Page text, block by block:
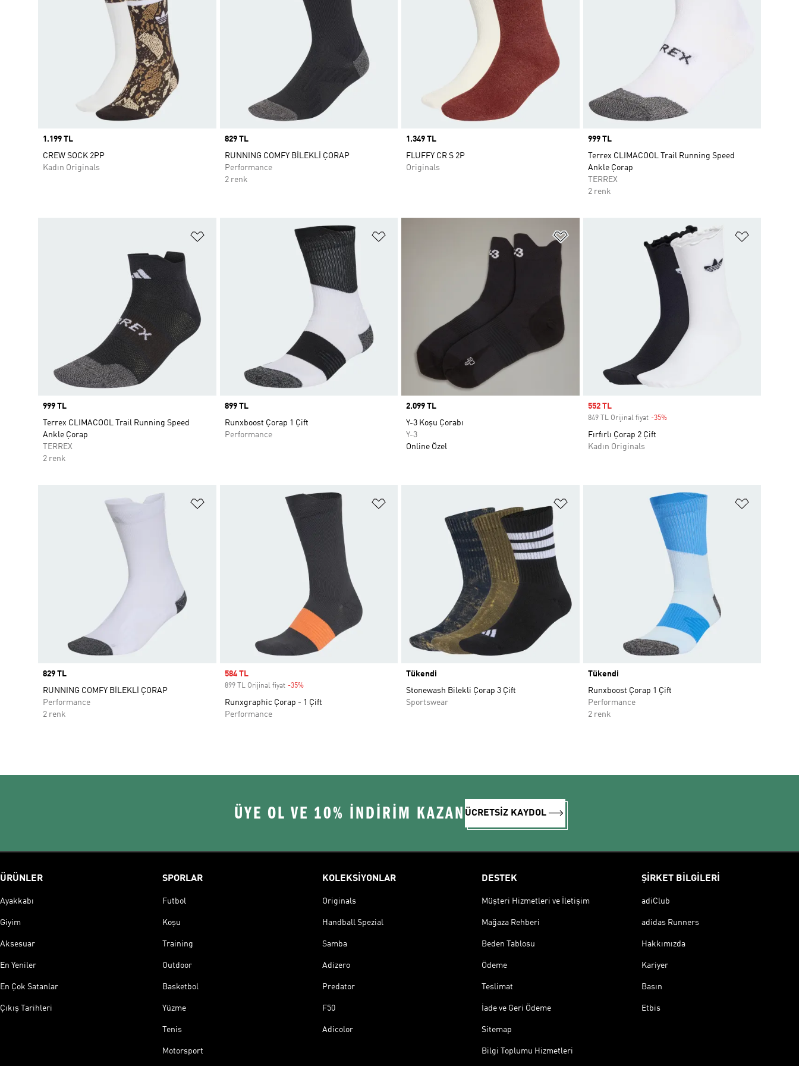
Price
1.199 TL
CREW SOCK 2PP
Kadın Originals
Price
829 TL
RUNNING COMFY BİLEKLİ ÇORAP
Performance
2 renk
Price
1.349 TL
FLUFFY CR S 2P
Originals
Price
999 TL
Terrex CLIMACOOL Trail Running Speed
Ankle Çorap
TERREX
2 renk
Price
999 TL
Terrex CLIMACOOL Trail Running Speed
Ankle Çorap
TERREX
2 renk
Price
899 TL
Runxboost Çorap 1 Çift
Performance
Price
2.099 TL
Y-3 Koşu Çorabı
Y-3
Online Özel
Sale price
552 TL
849 TL Orijinal fiyat -35%Discount
Fırfırlı Çorap 2 Çift
Kadın Originals
Favori Listesine Ekle
Price
829 TL
RUNNING COMFY BİLEKLİ ÇORAP
Performance
2 renk
Sale price
584 TL
899 TL Orijinal fiyat -35%Discount
Runxgraphic Çorap - 1 Çift
Performance
Favori Listesine Ekle
Tükendi
Stonewash Bilekli Çorap 3 Çift
Sportswear
Tükendi
Runxboost Çorap 1 Çift
Performance
2 renk
ÜYE OL VE 10% İNDİRİM KAZAN ÜCRETSİZ KAYDOL
ÜRÜNLER
Ayakkabı
Giyim
Aksesuar
En Yeniler
En Çok Satanlar
Çıkış Tarihleri
SPORLAR
Futbol
Koşu
Training
Outdoor
Basketbol
Yüzme
Tenis
Motorsport
KOLEKSİYONLAR
Originals
Handball Spezial
Samba
Adizero
Predator
F50
Adicolor
DESTEK
Müşteri Hizmetleri ve İletişim
Mağaza Rehberi
Beden Tablosu
Ödeme
Teslimat
İade ve Geri Ödeme
Sitemap
Bilgi Toplumu Hizmetleri
ŞİRKET BİLGİLERİ
adiClub
adidas Runners
Hakkımızda
Kariyer
Basın
Etbis